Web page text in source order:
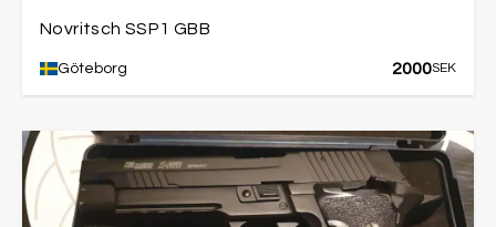
Novritsch SSP1 GBB
Göteborg 2000SEK